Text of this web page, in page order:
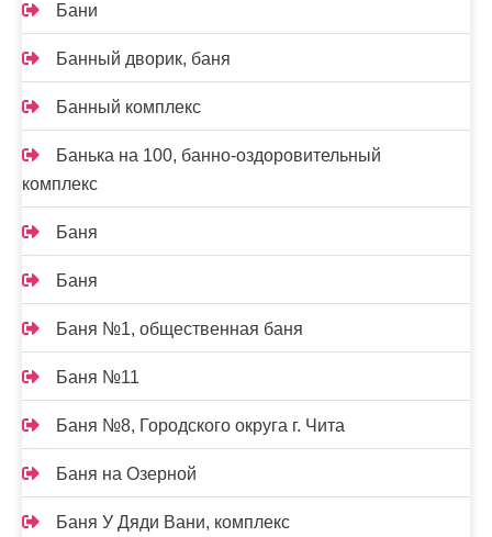
Бани
Банный дворик, баня
Банный комплекс
Банька на 100, банно-оздоровительный
комплекс
Баня
Баня
Баня №1, общественная баня
Баня №11
Баня №8, Городского округа г. Чита
Баня на Озерной
Баня У Дяди Вани, комплекс